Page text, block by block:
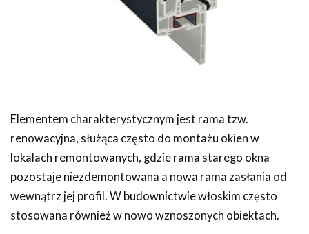
Elementem charakterystycznym jest rama tzw.
renowacyjna, służąca często do montażu okien w
lokalach remontowanych, gdzie rama starego okna
pozostaje niezdemontowana a nowa rama zasłania od
wewnątrz jej profil. W budownictwie włoskim często
stosowana również w nowo wznoszonych obiektach.